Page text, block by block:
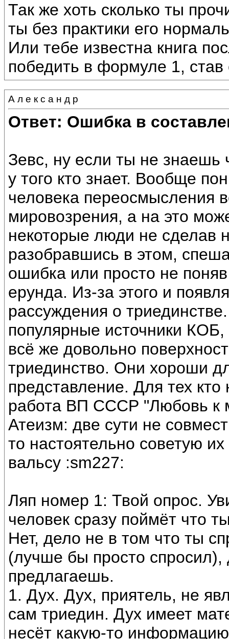
Так же хоть сколько ты
ты без практики его
Или тебе известна книга
победить в формуле 1,
А л е к с а н д р
Ответ: Ошибка в
Зевс, ну если ты не знаешь
у того кто знает. Вообще
человека переосмысления
мировозрения, а на это
некоторые люди не сделав
разобравшись в этом,
ошибка или просто не
ерунда. Из-за этого и
рассуждения о
популярные источники
всё же довольно
триединство. Они хороши
представление. Для тех
работа ВП СССР "Любовь к
Атеизм: две сути не
то настоятельно советую
вальсу :sm227:
Ляп номер 1: Твой опрос.
человек сразу поймёт что
Нет, дело не в том что ты
(лучше бы просто
предлагаешь.
1. Дух. Дух, приятель, не
сам триедин. Дух имеет
несёт какую-то